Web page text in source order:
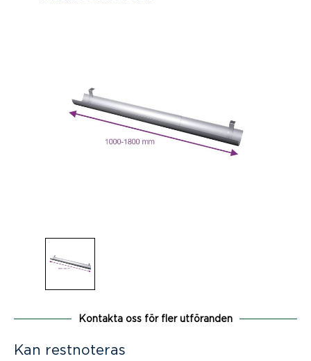
Kontakta oss för fler utföranden
Kan restnoteras